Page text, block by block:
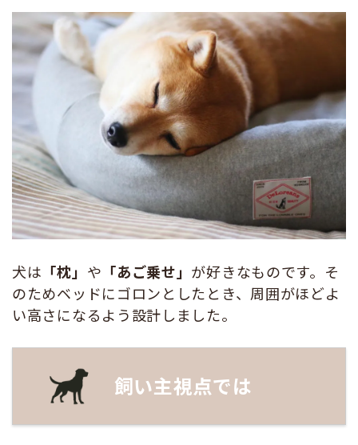
犬は 「枕」 や 「あご乗せ」 が好きなものです。そ
のためベッドにゴロンとしたとき、周囲がほどよ
い高さになるよう設計しました。
飼い主視点では